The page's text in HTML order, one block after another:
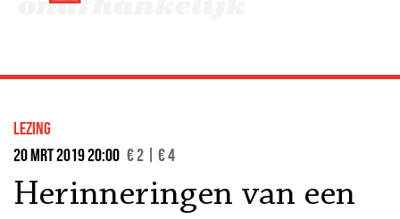
Steun ons
Aktief
lezing
20 mrt 2019 20:00 € 2 | € 4
Herinneringen van een